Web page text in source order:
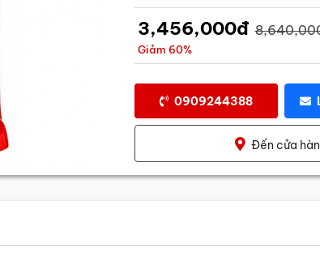
3,456,000đ
Giảm 60%
0909244388
Đến cửa